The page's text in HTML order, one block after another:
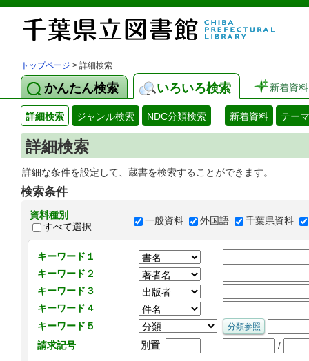
トップページ > 詳細検索
かんたん検索 いろいろ検索 新着資料
詳細検索 ジャンル検索 NDC分類検索 新着資料 テー
詳細検索
詳細な条件を設定して、蔵書を検索することができます。
検索条件
資料種別
すべて選択
一般資料 外国語 千葉県資料
キーワード１
キーワード２
キーワード３
キーワード４
キーワード５
請求記号
別置 /